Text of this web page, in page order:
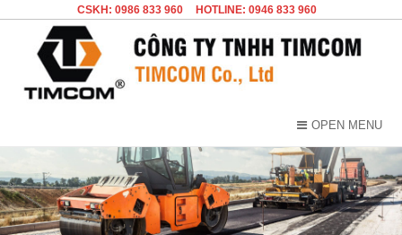
CSKH: 0986 833 960 HOTLINE: 0946 833 960
OPEN MENU